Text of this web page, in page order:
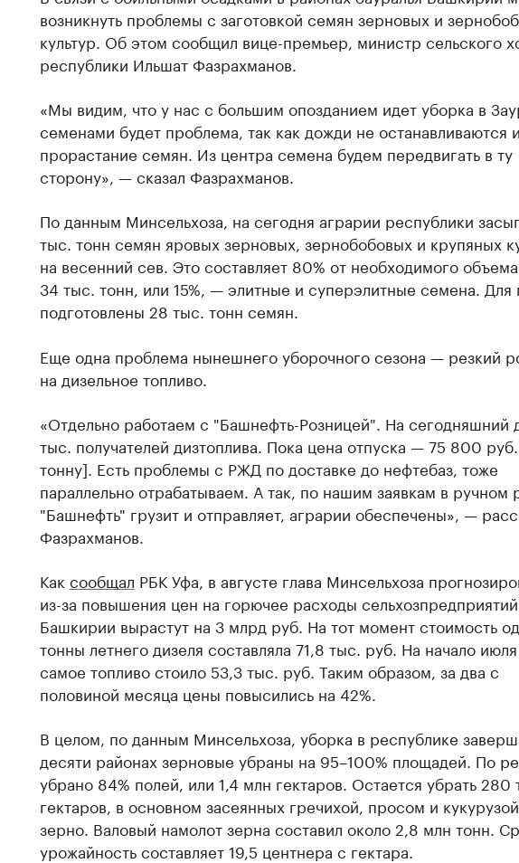
возникнуть проблемы с заготовкой семян зерновых и
культур. Об этом сообщил вице-премьер, министр сельского
республики Ильшат Фазрахманов.
«Мы видим, что у нас с большим опозданием идет уборка в
семенами будет проблема, так как дожди не останавливаются
прорастание семян. Из центра семена будем передвигать в ту
сторону», — сказал Фазрахманов.
По данным Минсельхоза, на сегодня аграрии республики
тыс. тонн семян яровых зерновых, зернобобовых и крупяных
на весенний сев. Это составляет 80% от необходимого
34 тыс. тонн, или 15%, — элитные и суперэлитные семена. Для
подготовлены 28 тыс. тонн семян.
Еще одна проблема нынешнего уборочного сезона — резкий
на дизельное топливо.
«Отдельно работаем с "Башнефть-Розницей". На сегодняшний
тыс. получателей дизтоплива. Пока цена отпуска — 75 800
тонну]. Есть проблемы с РЖД по доставке до нефтебаз, тоже
параллельно отрабатываем. А так, по нашим заявкам в ручном
"Башнефть" грузит и отправляет, аграрии обеспечены», —
Фазрахманов.
Как сообщал РБК Уфа, в августе глава Минсельхоза
из-за повышения цен на горючее расходы сельхозпредприятий
Башкирии вырастут на 3 млрд руб. На тот момент стоимость
тонны летнего дизеля составляла 71,8 тыс. руб. На начало
самое топливо стоило 53,3 тыс. руб. Таким образом, за два с
половиной месяца цены повысились на 42%.
В целом, по данным Минсельхоза, уборка в республике
десяти районах зерновые убраны на 95–100% площадей. По
убрано 84% полей, или 1,4 млн гектаров. Остается убрать 280
гектаров, в основном засеянных гречихой, просом и
зерно. Валовый намолот зерна составил около 2,8 млн тонн.
урожайность составляет 19,5 центнера с гектара.